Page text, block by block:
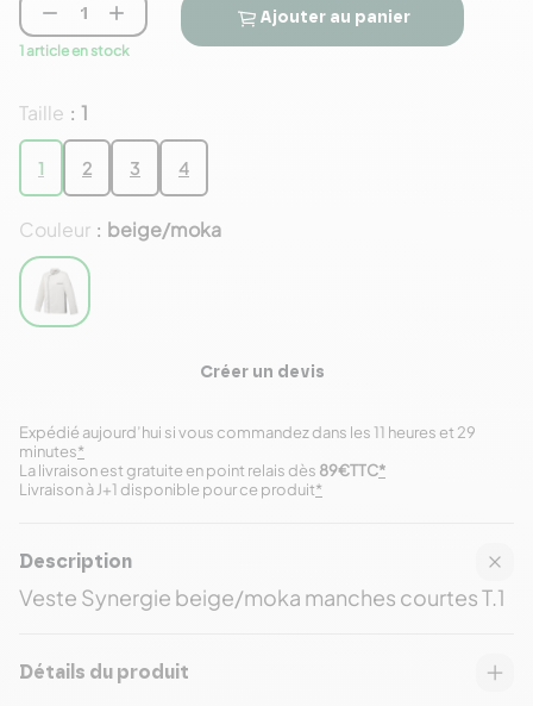
Taille : 1
1 2 3 4
Couleur : beige/moka
 
1 article en stock
Ajouter au panier
Créer un devis
Expédié aujourd’hui si vous commandez dans les 11 heures et 29
minutes*
Livraison à J+1 disponible pour ce produit*
La livraison est gratuite en point relais dès 89€TTC*
Description
Veste Synergie beige/moka manches courtes T.1
Détails du produit